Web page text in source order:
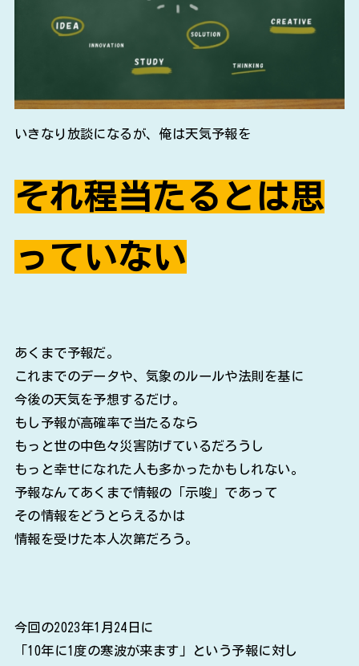
いきなり放談になるが、俺は天気予報を
それ程当たるとは思
っていない
あくまで予報だ。
これまでのデータや、気象のルールや法則を基に
今後の天気を予想するだけ。
もし予報が高確率で当たるなら
もっと世の中色々災害防げているだろうし
もっと幸せになれた人も多かったかもしれない。
予報なんてあくまで情報の「示唆」であって
その情報をどうとらえるかは
情報を受けた本人次第だろう。
今回の2023年1月24日に
「10年に1度の寒波が来ます」という予報に対し